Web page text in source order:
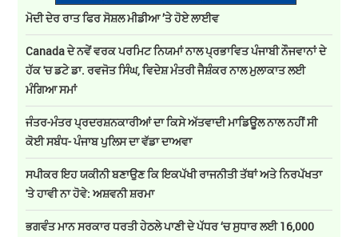
ਮੋਦੀ ਦੇਰ ਰਾਤ ਫਿਰ ਸੋਸ਼ਲ ਮੀਡੀਆ ’ਤੇ ਹੋਏ ਲਾਈਵ
Canada ਦੇ ਨਵੇਂ ਵਰਕ ਪਰਮਿਟ ਨਿਯਮਾਂ ਨਾਲ ਪ੍ਰਭਾਵਿਤ ਪੰਜਾਬੀ ਨੌਜਵਾਨਾਂ ਦੇ
ਹੱਕ 'ਚ ਡਟੇ ਡਾ. ਰਵਜੋਤ ਸਿੰਘ, ਵਿਦੇਸ਼ ਮੰਤਰੀ ਜੈਸ਼ੰਕਰ ਨਾਲ ਮੁਲਾਕਾਤ ਲਈ
ਮੰਗਿਆ ਸਮਾਂ
ਜੰਤਰ-ਮੰਤਰ ਪ੍ਰਦਰਸ਼ਨਕਾਰੀਆਂ ਦਾ ਕਿਸੇ ਅੱਤਵਾਦੀ ਮਾਡਿਊਲ ਨਾਲ ਨਹੀਂ ਸੀ
ਕੋਈ ਸਬੰਧ- ਪੰਜਾਬ ਪੁਲਿਸ ਦਾ ਵੱਡਾ ਦਾਅਵਾ
ਸਪੀਕਰ ਇਹ ਯਕੀਨੀ ਬਣਾਉਣ ਕਿ ਇਕਪੱਖੀ ਰਾਜਨੀਤੀ ਤੱਥਾਂ ਅਤੇ ਨਿਰਪੱਖਤਾ
'ਤੇ ਹਾਵੀ ਨਾ ਹੋਵੇ: ਅਸ਼ਵਨੀ ਸ਼ਰਮਾ
ਭਗਵੰਤ ਮਾਨ ਸਰਕਾਰ ਧਰਤੀ ਹੇਠਲੇ ਪਾਣੀ ਦੇ ਪੱਧਰ ‘ਚ ਸੁਧਾਰ ਲਈ 16,000